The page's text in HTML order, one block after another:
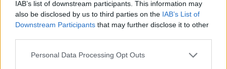
IAB’s list of downstream participants. This information may
also be disclosed by us to third parties on the IAB’s List of
Downstream Participants that may further disclose it to other
Please note that this website/app uses one or more Google
Personal Data Processing Opt Outs
Az 1971-ben született Martin a latin pop
nevéhez olyan slágerek fűződnek mint a
Livin'